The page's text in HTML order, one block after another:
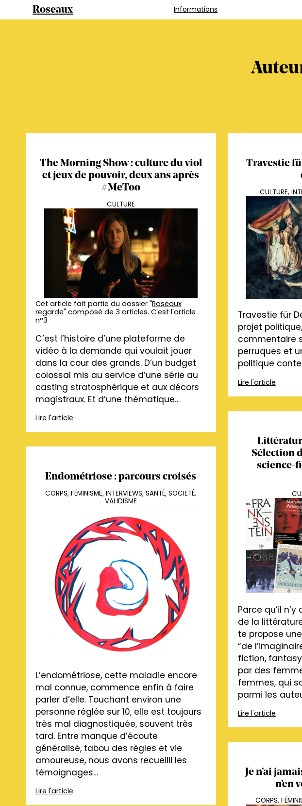
Roseaux Informations
The Morning Show : culture du viol
et jeux de pouvoir, deux ans après
#MeToo
CULTURE
Cet article fait partie du dossier "Roseaux
regarde" composé de 3 articles. C'est l'article
n°3
C’est l’histoire d’une plateforme de
vidéo à la demande qui voulait jouer
dans la cour des grands. D’un budget
colossal mis au service d’une série au
casting stratosphérique et aux décors
magistraux. Et d’une thématique…
Lire l'article
Travestie
CULTURE,
Travestie für
projet
commentaire
perruques et
politique
Lire l'article
Sélection
science-
Parce qu’il
de la
te propose
“de
fiction,
par des
femmes, qui
parmi les
Lire l'article
Endométriose : parcours croisés
CORPS,FÉMINISME,INTERVIEWS,SANTÉ,SOCIETÉ,
VALIDISME
L’endométriose, cette maladie encore
mal connue, commence enfin à faire
parler d’elle. Touchant environ une
personne réglée sur 10, elle est toujours
très mal diagnostiquée, souvent très
tard. Entre manque d’écoute
généralisé, tabou des règles et vie
amoureuse, nous avons recueilli les
témoignages…
Lire l'article
Je n’ai
n’en
CORPS,